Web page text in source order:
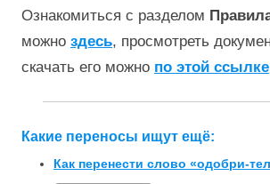
Ознакомиться с разделом
можно здесь, просмотреть
скачать его можно по этой ссылке
Какие переносы ищут ещё:
Как перенести слово «одобри-